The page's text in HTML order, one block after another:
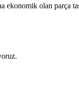
ekonomik olan parça